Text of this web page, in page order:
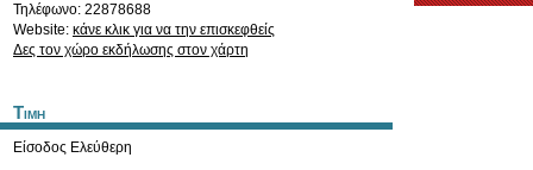
Τηλέφωνο: 22878688
Website: κάνε κλικ για να την επισκεφθείς
Δες τον χώρο εκδήλωσης στον χάρτη
Τιμη
Είσοδος Ελεύθερη